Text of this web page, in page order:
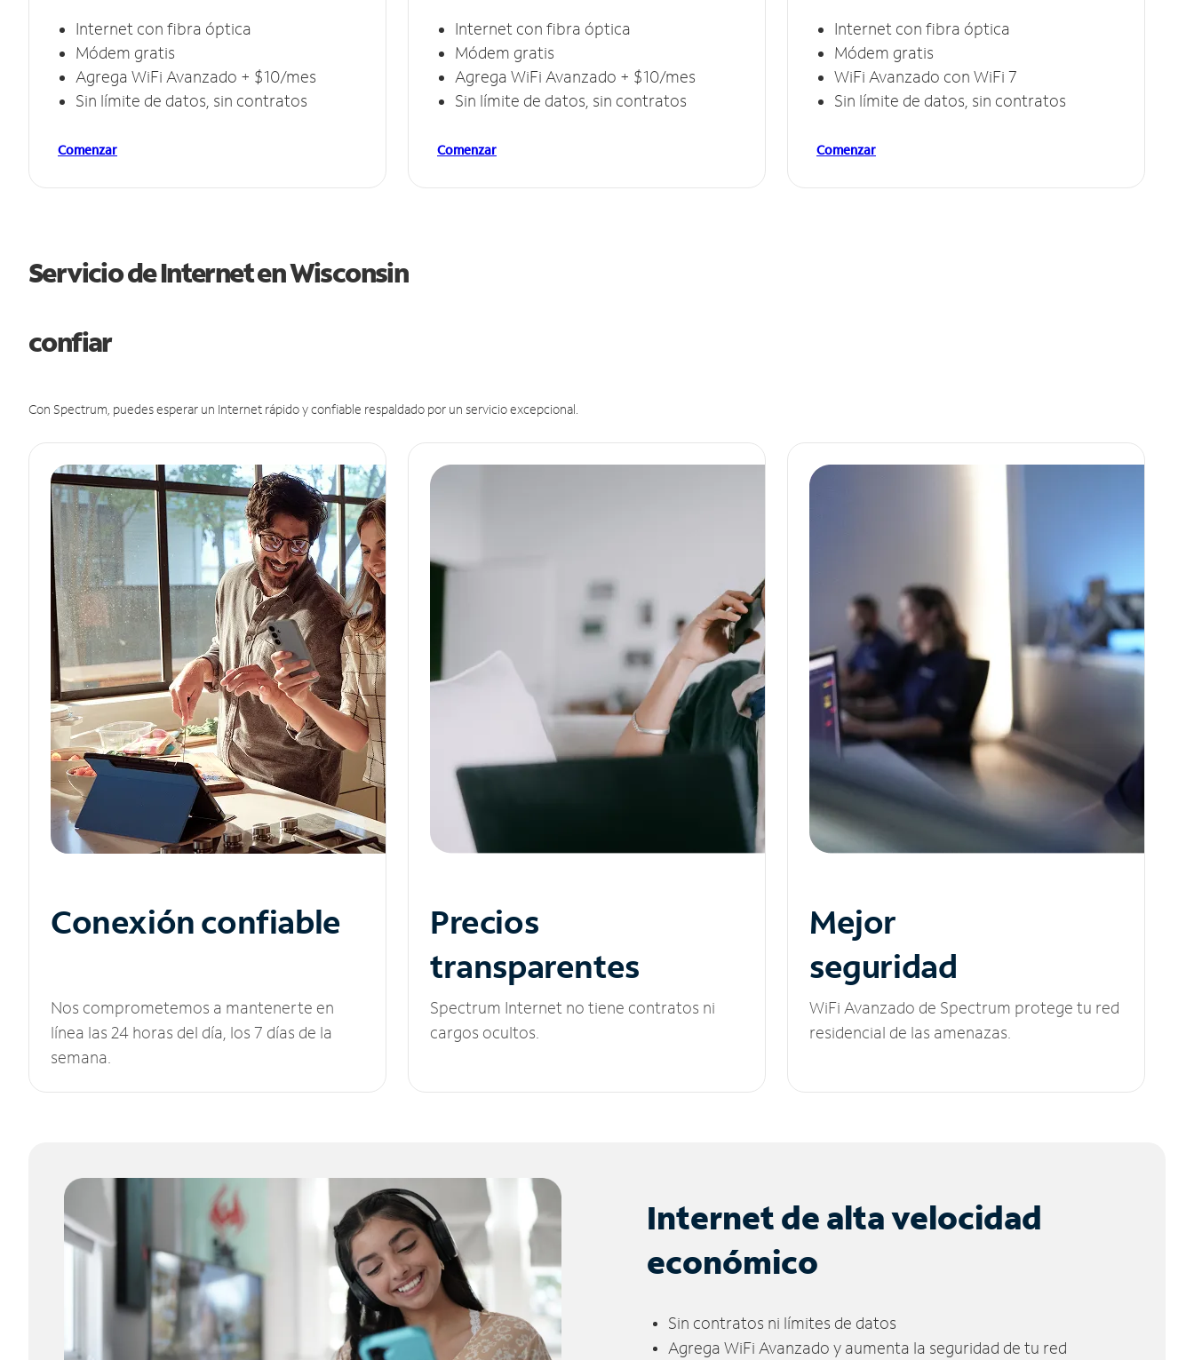
Internet con fibra óptica
Módem gratis
Agrega WiFi Avanzado + $10/mes
Sin límite de datos, sin contratos
Comenzar
Internet con fibra óptica
Módem gratis
Agrega WiFi Avanzado + $10/mes
Sin límite de datos, sin contratos
Comenzar
Internet con fibra óptica
Módem gratis
WiFi Avanzado con WiFi 7
Sin límite de datos, sin contratos
Comenzar
Servicio de Internet en Wisconsin
confiar
Con Spectrum, puedes esperar un Internet rápido y confiable respaldado por un servicio excepcional.
Conexión confiable
Nos comprometemos a mantenerte en
línea las 24 horas del día, los 7 días de la
semana.
Precios
transparentes
Spectrum Internet no tiene contratos ni
cargos ocultos.
Mejor
seguridad
WiFi Avanzado de Spectrum protege tu red
residencial de las amenazas.
Internet de alta velocidad
económico
Sin contratos ni límites de datos
Agrega WiFi Avanzado y aumenta la seguridad de tu red